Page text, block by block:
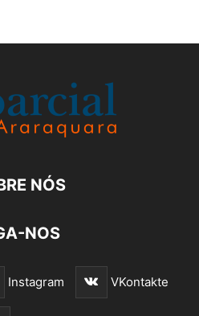
NÓS
NOS
Instagram VKontakte